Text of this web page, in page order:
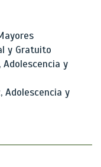
y Gratuito
y
Adolescencia y